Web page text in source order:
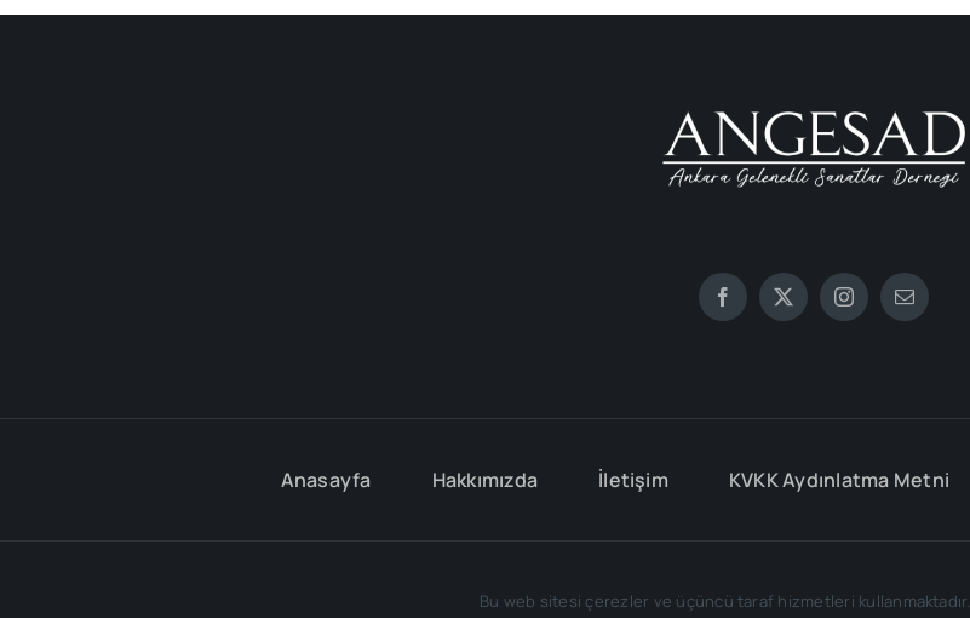
Anasayfa Hakkımızda İletişim KVKK Aydınlatma Metni
© 2026 •Angesad• Tüm Hakları Saklıdır • Developed by
Bu web sitesi çerezler ve üçüncü taraf hizmetleri kullanmaktadır.